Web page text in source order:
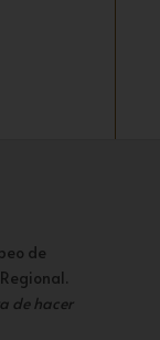
de
de hacer